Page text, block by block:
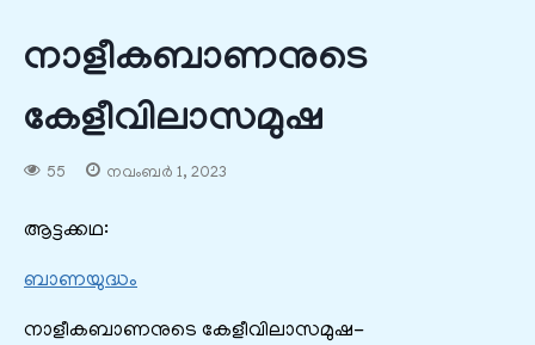
നാളീകബാണനുടെ
കേളീവിലാസമുഷ
55 നവംബർ 1, 2023
ആട്ടക്കഥ:
ബാണയുദ്ധം
നാളീകബാണനുടെ കേളീവിലാസമുഷ-